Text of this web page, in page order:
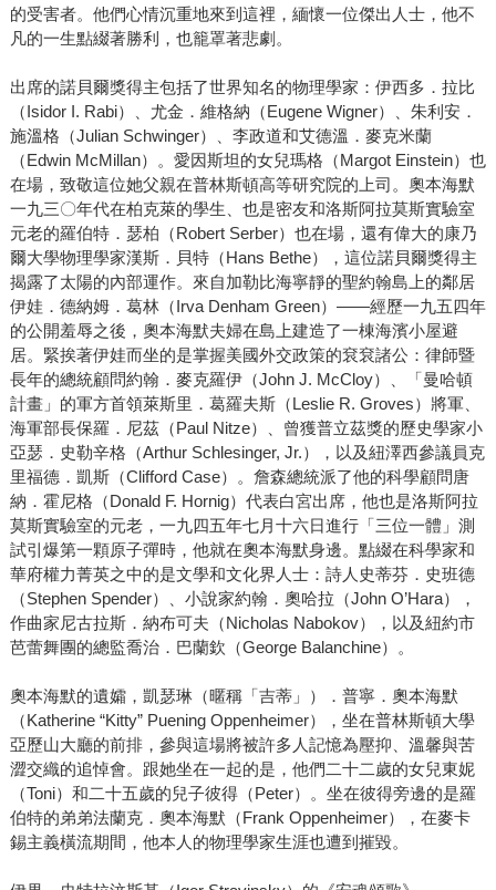
的受害者。他們心情沉重地來到這裡，緬懷一位傑出人士，他不
凡的一生點綴著勝利，也籠罩著悲劇。
出席的諾貝爾獎得主包括了世界知名的物理學家：伊西多．拉比
（Isidor I. Rabi）、尤金．維格納（Eugene Wigner）、朱利安．
施溫格（Julian Schwinger）、李政道和艾德溫．麥克米蘭
（Edwin McMillan）。愛因斯坦的女兒瑪格（Margot Einstein）也
在場，致敬這位她父親在普林斯頓高等研究院的上司。奧本海默
一九三〇年代在柏克萊的學生、也是密友和洛斯阿拉莫斯實驗室
元老的羅伯特．瑟柏（Robert Serber）也在場，還有偉大的康乃
爾大學物理學家漢斯．貝特（Hans Bethe），這位諾貝爾獎得主
揭露了太陽的內部運作。來自加勒比海寧靜的聖約翰島上的鄰居
伊娃．德納姆．葛林（Irva Denham Green）——經歷一九五四年
的公開羞辱之後，奧本海默夫婦在島上建造了一棟海濱小屋避
居。緊挨著伊娃而坐的是掌握美國外交政策的袞袞諸公：律師暨
長年的總統顧問約翰．麥克羅伊（John J. McCloy）、「曼哈頓
計畫」的軍方首領萊斯里．葛羅夫斯（Leslie R. Groves）將軍、
海軍部長保羅．尼茲（Paul Nitze）、曾獲普立茲獎的歷史學家小
亞瑟．史勒辛格（Arthur Schlesinger, Jr.），以及紐澤西參議員克
里福德．凱斯（Clifford Case）。詹森總統派了他的科學顧問唐
納．霍尼格（Donald F. Hornig）代表白宮出席，他也是洛斯阿拉
莫斯實驗室的元老，一九四五年七月十六日進行「三位一體」測
試引爆第一顆原子彈時，他就在奧本海默身邊。點綴在科學家和
華府權力菁英之中的是文學和文化界人士：詩人史蒂芬．史班德
（Stephen Spender）、小說家約翰．奧哈拉（John O’Hara），
作曲家尼古拉斯．納布可夫（Nicholas Nabokov），以及紐約市
芭蕾舞團的總監喬治．巴蘭欽（George Balanchine）。
奧本海默的遺孀，凱瑟琳（暱稱「吉蒂」）．普寧．奧本海默
（Katherine “Kitty” Puening Oppenheimer），坐在普林斯頓大學
亞歷山大廳的前排，參與這場將被許多人記憶為壓抑、溫馨與苦
澀交織的追悼會。跟她坐在一起的是，他們二十二歲的女兒東妮
（Toni）和二十五歲的兒子彼得（Peter）。坐在彼得旁邊的是羅
伯特的弟弟法蘭克．奧本海默（Frank Oppenheimer），在麥卡
錫主義橫流期間，他本人的物理學家生涯也遭到摧毀。